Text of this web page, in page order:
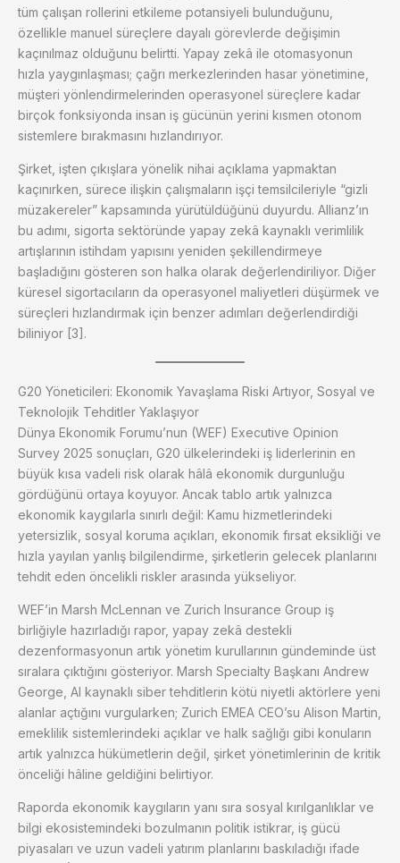
tüm çalışan rollerini etkileme potansiyeli bulunduğunu,
özellikle manuel süreçlere dayalı görevlerde değişimin
kaçınılmaz olduğunu belirtti. Yapay zekâ ile otomasyonun
hızla yaygınlaşması; çağrı merkezlerinden hasar yönetimine,
müşteri yönlendirmelerinden operasyonel süreçlere kadar
birçok fonksiyonda insan iş gücünün yerini kısmen otonom
sistemlere bırakmasını hızlandırıyor.
Şirket, işten çıkışlara yönelik nihai açıklama yapmaktan
kaçınırken, sürece ilişkin çalışmaların işçi temsilcileriyle “gizli
müzakereler” kapsamında yürütüldüğünü duyurdu. Allianz’ın
bu adımı, sigorta sektöründe yapay zekâ kaynaklı verimlilik
artışlarının istihdam yapısını yeniden şekillendirmeye
başladığını gösteren son halka olarak değerlendiriliyor. Diğer
küresel sigortacıların da operasyonel maliyetleri düşürmek ve
süreçleri hızlandırmak için benzer adımları değerlendirdiği
biliniyor [3].
G20 Yöneticileri: Ekonomik Yavaşlama Riski Artıyor, Sosyal ve
Teknolojik Tehditler Yaklaşıyor
Dünya Ekonomik Forumu’nun (WEF) Executive Opinion
Survey 2025 sonuçları, G20 ülkelerindeki iş liderlerinin en
büyük kısa vadeli risk olarak hâlâ ekonomik durgunluğu
gördüğünü ortaya koyuyor. Ancak tablo artık yalnızca
ekonomik kaygılarla sınırlı değil: Kamu hizmetlerindeki
yetersizlik, sosyal koruma açıkları, ekonomik fırsat eksikliği ve
hızla yayılan yanlış bilgilendirme, şirketlerin gelecek planlarını
tehdit eden öncelikli riskler arasında yükseliyor.
WEF’in Marsh McLennan ve Zurich Insurance Group iş
birliğiyle hazırladığı rapor, yapay zekâ destekli
dezenformasyonun artık yönetim kurullarının gündeminde üst
sıralara çıktığını gösteriyor. Marsh Specialty Başkanı Andrew
George, AI kaynaklı siber tehditlerin kötü niyetli aktörlere yeni
alanlar açtığını vurgularken; Zurich EMEA CEO’su Alison Martin,
emeklilik sistemlerindeki açıklar ve halk sağlığı gibi konuların
artık yalnızca hükümetlerin değil, şirket yönetimlerinin de kritik
önceliği hâline geldiğini belirtiyor.
Raporda ekonomik kaygıların yanı sıra sosyal kırılganlıklar ve
bilgi ekosistemindeki bozulmanın politik istikrar, iş gücü
piyasaları ve uzun vadeli yatırım planlarını baskıladığı ifade